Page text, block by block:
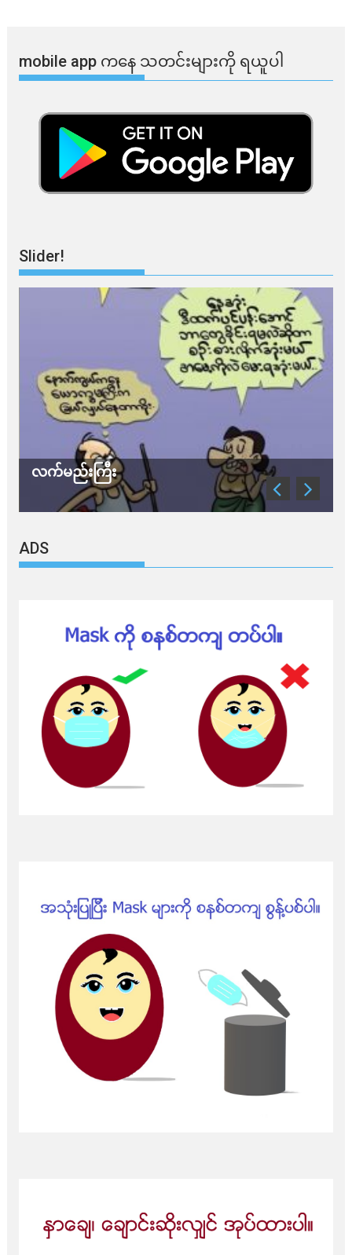
mobile app ​​ကနေ ​​သတင်းများကို ရယူပါ
Slider!
လက်မည်းကြီး
ADS